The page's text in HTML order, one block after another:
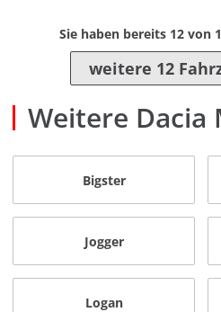
Sie haben bereits 12von
weitere 12
Weitere Dacia
Bigster
Jogger
Logan